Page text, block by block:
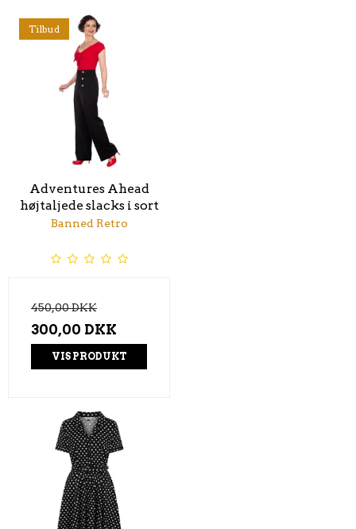
Tilbud
Adventures Ahead
højtaljede slacks i sort
Banned Retro
450,00 DKK
300,00 DKK
VIS PRODUKT